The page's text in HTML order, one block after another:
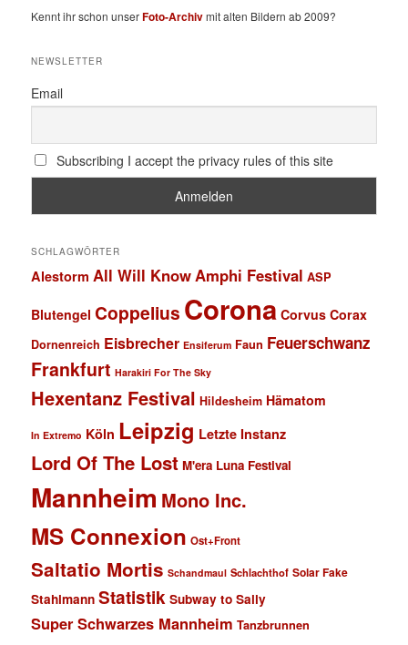
Kennt ihr schon unserFoto-Archivmit alten Bildern ab 2009?
NEWSLETTER
Email
Subscribing I accept the privacy rules of this site
SCHLAGWÖRTER
Alestorm All Will KnowAmphi Festival ASP
Blutengel Coppelius Corona Corvus Corax
Dornenreich Eisbrecher Ensiferum Faun Feuerschwanz
Frankfurt Harakiri For The Sky
Hexentanz Festival Hildesheim Hämatom
In Extremo Köln Leipzig Letzte Instanz
Lord Of The Lost M'era Luna Festival
Mannheim Mono Inc.
MS Connexion Ost+Front
Saltatio Mortis Schandmaul Schlachthof Solar Fake
Stahlmann Statistik Subway to Sally
Super Schwarzes Mannheim Tanzbrunnen